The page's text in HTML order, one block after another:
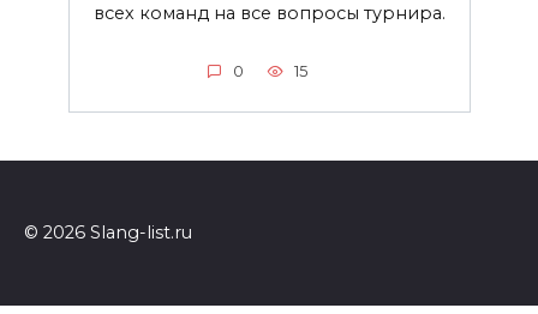
всех команд на все вопросы турнира.
0 15
© 2026 Slang-list.ru